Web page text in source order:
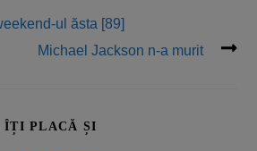
ul ăsta [89]
Michael Jackson n-a murit
ÎȚI PLACĂ ȘI